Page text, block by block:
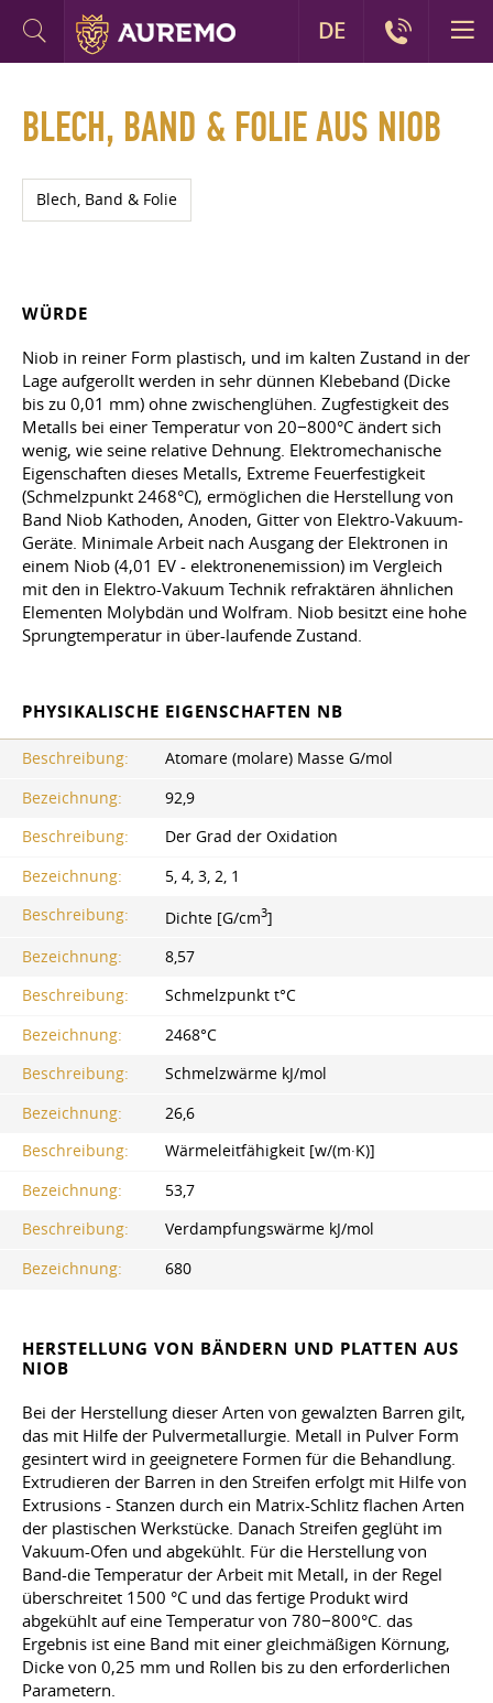
BLECH, BAND & FOLIE AUS NIOB
Blech, Band & Folie
WÜRDE
Niob in reiner Form plastisch, und im kalten Zustand in der
Lage aufgerollt werden in sehr dünnen Klebeband (Dicke
bis zu 0,01 mm) ohne zwischenglühen. Zugfestigkeit des
Metalls bei einer Temperatur von 20−800°C ändert sich
wenig, wie seine relative Dehnung. Elektromechanische
Eigenschaften dieses Metalls, Extreme Feuerfestigkeit
(Schmelzpunkt 2468°C), ermöglichen die Herstellung von
Band Niob Kathoden, Anoden, Gitter von Elektro-Vakuum-
Geräte. Minimale Arbeit nach Ausgang der Elektronen in
einem Niob (4,01 EV - elektronenemission) im Vergleich
mit den in Elektro-Vakuum Technik refraktären ähnlichen
Elementen Molybdän und Wolfram. Niob besitzt eine hohe
Sprungtemperatur in über-laufende Zustand.
PHYSIKALISCHE EIGENSCHAFTEN NB
Beschreibung:
Atomare (molare) Masse G/mol
Bezeichnung:
92,9
Beschreibung:
Der Grad der Oxidation
Bezeichnung:
5, 4, 3, 2, 1
Beschreibung:
Dichte [G/cm3]
Bezeichnung:
8,57
Beschreibung:
Schmelzpunkt t°C
Bezeichnung:
2468°C
Beschreibung:
Schmelzwärme kJ/mol
Bezeichnung:
26,6
Beschreibung:
Wärmeleitfähigkeit [w/(m·K)]
Bezeichnung:
53,7
Beschreibung:
Verdampfungswärme kJ/mol
Bezeichnung:
680
HERSTELLUNG VON BÄNDERN UND PLATTEN AUS
NIOB
Bei der Herstellung dieser Arten von gewalzten Barren gilt,
das mit Hilfe der Pulvermetallurgie. Metall in Pulver Form
gesintert wird in geeignetere Formen für die Behandlung.
Extrudieren der Barren in den Streifen erfolgt mit Hilfe von
Extrusions - Stanzen durch ein Matrix-Schlitz flachen Arten
der plastischen Werkstücke. Danach Streifen geglüht im
Vakuum-Ofen und abgekühlt. Für die Herstellung von
Band-die Temperatur der Arbeit mit Metall, in der Regel
überschreitet 1500 °C und das fertige Produkt wird
abgekühlt auf eine Temperatur von 780−800°C. das
Ergebnis ist eine Band mit einer gleichmäßigen Körnung,
Dicke von 0,25 mm und Rollen bis zu den erforderlichen
Parametern.
DE